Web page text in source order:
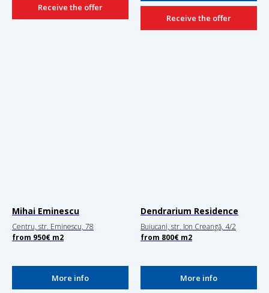
Receive the offer
Receive the offer
Mihai Eminescu
Centru, str. Eminescu, 78
from 950€ m2
More info
Dendrarium Residence
Buiucani, str. Ion Creangă, 4/2
from 800€ m2
More info